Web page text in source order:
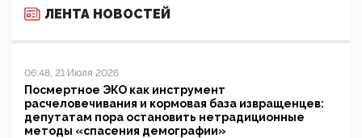
ЛЕНТА НОВОСТЕЙ
06:48, 21 Июля 2026
Посмертное ЭКО как инструмент
расчеловечивания и кормовая база извращенцев:
депутатам пора остановить нетрадиционные
методы «спасения демографии»